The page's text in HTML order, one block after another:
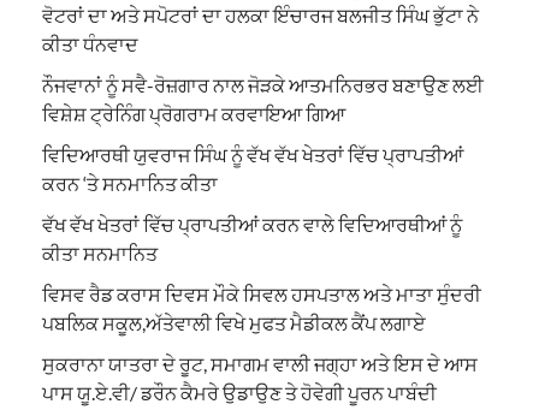
ਵੋਟਰਾਂ ਦਾ ਅਤੇ ਸਪੋਟਰਾਂ ਦਾ ਹਲਕਾ ਇੰਚਾਰਜ ਬਲਜੀਤ ਸਿੰਘ ਭੁੱਟਾ ਨੇ
ਕੀਤਾ ਧੰਨਵਾਦ
ਨੌਜਵਾਨਾਂ ਨੂੰ ਸਵੈ-ਰੋਜ਼ਗਾਰ ਨਾਲ ਜੋੜਕੇ ਆਤਮਨਿਰਭਰ ਬਣਾਉਣ ਲਈ
ਵਿਸ਼ੇਸ਼ ਟ੍ਰੇਨਿੰਗ ਪ੍ਰੋਗਰਾਮ ਕਰਵਾਇਆ ਗਿਆ
ਵਿਦਿਆਰਥੀ ਯੁਵਰਾਜ ਸਿੰਘ ਨੂੰ ਵੱਖ ਵੱਖ ਖੇਤਰਾਂ ਵਿੱਚ ਪ੍ਰਾਪਤੀਆਂ
ਕਰਨ ‘ਤੇ ਸਨਮਾਨਿਤ ਕੀਤਾ
ਵੱਖ ਵੱਖ ਖੇਤਰਾਂ ਵਿੱਚ ਪ੍ਰਾਪਤੀਆਂ ਕਰਨ ਵਾਲੇ ਵਿਦਿਆਰਥੀਆਂ ਨੂੰ
ਕੀਤਾ ਸਨਮਾਨਿਤ
ਵਿਸਵ ਰੈਡ ਕਰਾਸ ਦਿਵਸ ਮੌਕੇ ਸਿਵਲ ਹਸਪਤਾਲ ਅਤੇ ਮਾਤਾ ਸੁੰਦਰੀ
ਪਬਲਿਕ ਸਕੂਲ,ਅੱਤੇਵਾਲੀ ਵਿਖੇ ਮੁਫਤ ਮੈਡੀਕਲ ਕੈਂਪ ਲਗਾਏ
ਸੁਕਰਾਨਾ ਯਾਤਰਾ ਦੇ ਰੂਟ, ਸਮਾਗਮ ਵਾਲੀ ਜਗ੍ਹਾ ਅਤੇ ਇਸ ਦੇ ਆਸ
ਪਾਸ ਯੂ.ਏ.ਵੀ/ ਡਰੌਨ ਕੈਮਰੇ ਉਡਾਉਣ ਤੇ ਹੋਵੇਗੀ ਪੂਰਨ ਪਾਬੰਦੀ